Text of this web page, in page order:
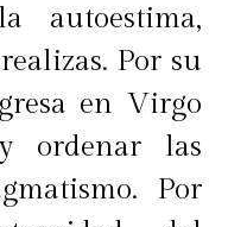
y también
rápido y los
de libertady
piden estar
autoestima,
Por su
en Virgo
ordenar las
Por